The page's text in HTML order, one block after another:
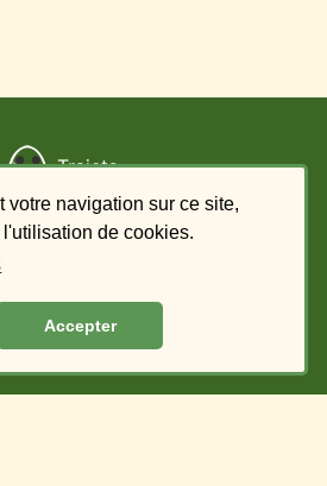
votre navigation sur ce site,
de cookies.
Accepter
Trajets
Ajouter un trajet
offres - conducteur
demandes - passager